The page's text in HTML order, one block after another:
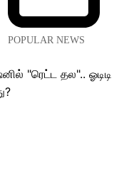
POPULAR NEWS